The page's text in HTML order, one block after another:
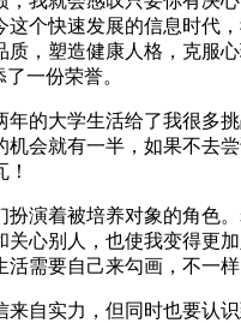
个快速发展的信息时代
，塑造健康人格，克服
一份荣誉。
大学生活给了我很多
会就有一半，如果不去
着被培养对象的角色。
心别人，也使我变得更
生活需要自己来勾画，
实力，但同时也要认识